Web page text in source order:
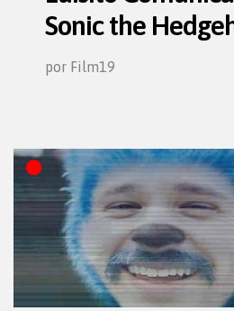
Sonic the
por Film19